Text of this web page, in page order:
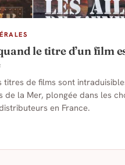
le titre d’un film
titres de films sont
de la Mer, plongée dans les
en France.